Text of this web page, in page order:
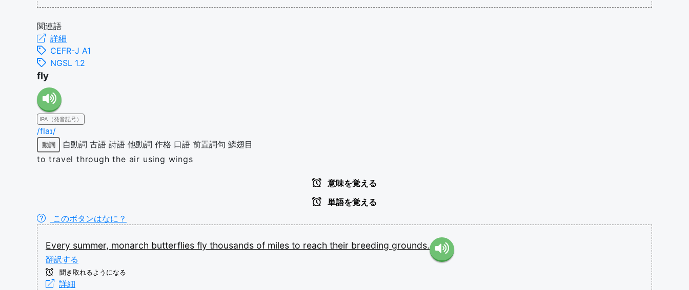
関連語
詳細
CEFR-J A1
NGSL 1.2
fly
IPA（発音記号）
/flaɪ/
動詞 自動詞 古語 詩語 他動詞 作格 口語 前置詞句 鱗翅目
to travel through the air using wings
意味を覚える
単語を覚える
このボタンはなに？
Every summer, monarch butterflies fly thousands of miles to reach their breeding grounds.
翻訳する
聞き取れるようになる
詳細